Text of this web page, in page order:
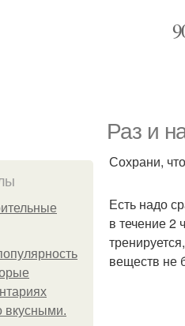
Раз и
вкусными.
Сохрани,
Есть надо
в течение 2
веществ не